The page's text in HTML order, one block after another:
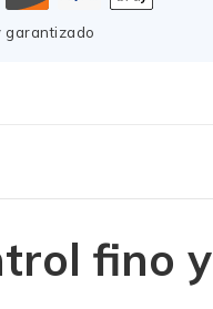
garantizado
fino y